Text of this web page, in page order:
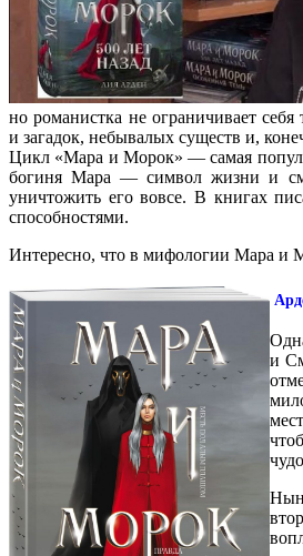
но романистка не ограничивает
и загадок, небывалых существ и,
Цикл «Мара и Морок» — самая
богиня Мара — символ жизни и
уничтожить его вовсе. В книгах
способностями.
Интересно, что в мифологии Мара и
и